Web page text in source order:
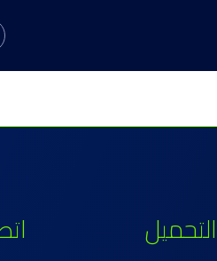
التحميل